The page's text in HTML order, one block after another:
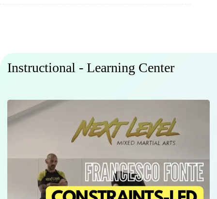
Instructional - Learning Center